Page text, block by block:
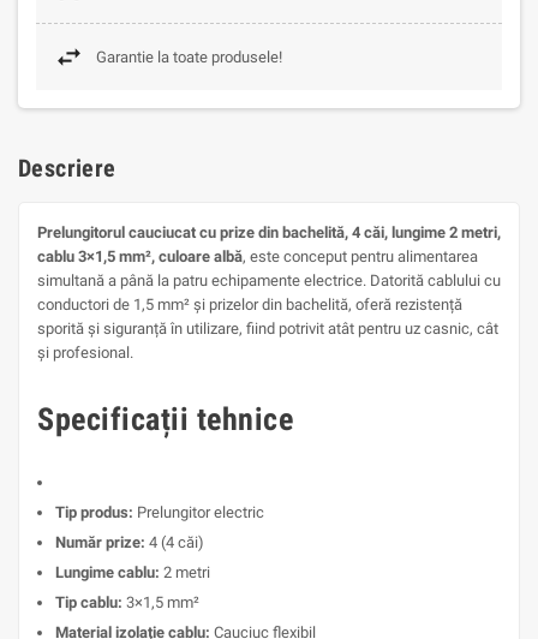
Garantie la toate produsele!
Descriere
Prelungitorul cauciucat cu prize din bachelită, 4 căi, lungime 2 metri,
cablu 3×1,5 mm², culoare albă, este conceput pentru alimentarea
simultană a până la patru echipamente electrice. Datorită cablului cu
conductori de 1,5 mm² și prizelor din bachelită, oferă rezistență
sporită și siguranță în utilizare, fiind potrivit atât pentru uz casnic, cât
și profesional.
Specificații tehnice
Tip produs: Prelungitor electric
Număr prize: 4 (4 căi)
Lungime cablu: 2 metri
Tip cablu: 3×1,5 mm²
Material izolație cablu: Cauciuc flexibil